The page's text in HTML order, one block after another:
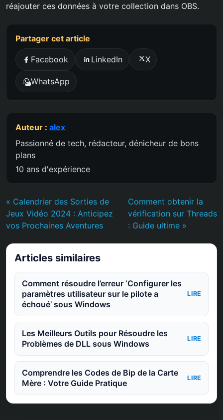
réajouter ces données à votre collection dans OBS.
Partager cet article
Facebook LinkedIn X
WhatsApp
Auteur : alex
Passionné de tech, rédacteur, dénicheur de bons
plans
10 ans d'expérience
« Calendrier des Sorties de
Jeux Vidéo 2024 : Anticipez
vos Prochaines Aventures
Comment obtenir la
vérification sur Threads
: Guide ultime »
Articles similaires
Comment résoudre l’erreur ‘Configurer les
paramètres utilisateur sur le pilote a
échoué’ sous Windows
LIRE
Les Meilleurs Outils pour Résoudre les
Problèmes de DLL sous Windows
LIRE
Comprendre les Codes de Bip de la Carte
Mère : Votre Guide Pratique
LIRE